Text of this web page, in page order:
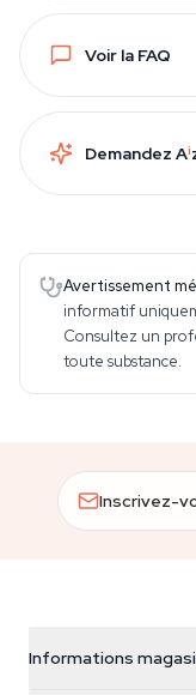
Voir la FAQ
Demandez Ai
Avertissement
informatif
Consultez un
toute substance.
Inscrivez-
Informations